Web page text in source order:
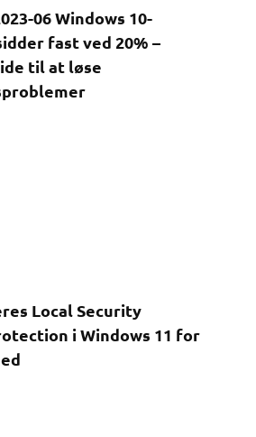
06 Windows 10-
fast ved 20% –
til at løse
Local Security
i Windows 11 for